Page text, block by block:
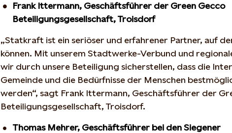
Frank Ittermann, Geschäftsführer der Green Gecco
Beteiligungsgesellschaft, Troisdorf
„Statkraft ist ein seriöser und erfahrener Partner, auf
können. Mit unserem Stadtwerke-Verbund und
wir durch unsere Beteiligung sicherstellen, dass die
Gemeinde und die Bedürfnisse der Menschen
werden“, sagt Frank Ittermann, Geschäftsführer der
Beteiligungsgesellschaft, Troisdorf.
Thomas Mehrer, Geschäftsführer bei den Siegener